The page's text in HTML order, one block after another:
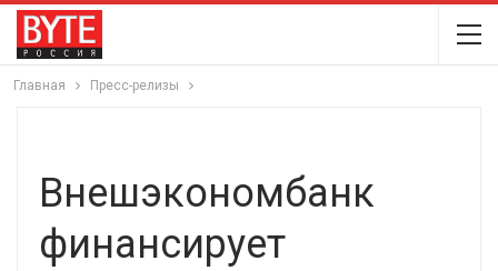
Главная Пресс-релизы
Внешэкономбанк
финансирует